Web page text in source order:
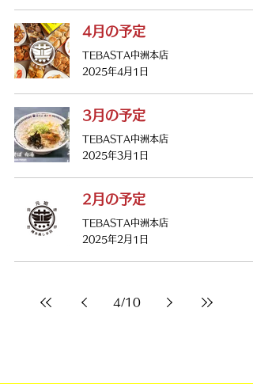
4月の予定
TEBASTA中洲本店
2025年4月1日
3月の予定
TEBASTA中洲本店
2025年3月1日
2月の予定
TEBASTA中洲本店
2025年2月1日
4/10